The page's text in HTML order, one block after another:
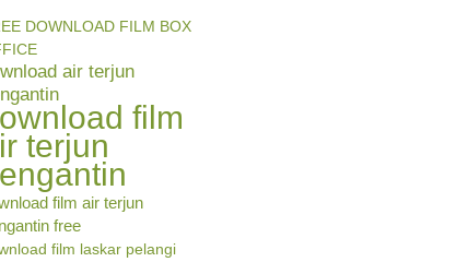
DOWNLOAD FILM BOX
air terjun
film
terjun
film air terjun
free
film laskar pelangi